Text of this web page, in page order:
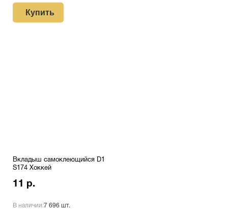
Купить
Вкладыш самоклеющийся D1
S174 Хоккей
11 р.
В наличии:7 696 шт.